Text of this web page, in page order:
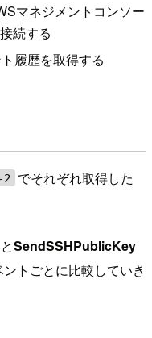
マネジメントコンソー
続する
履歴を取得する
でそれぞれ取得した
SendSSHPublicKey
トごとに比較していき